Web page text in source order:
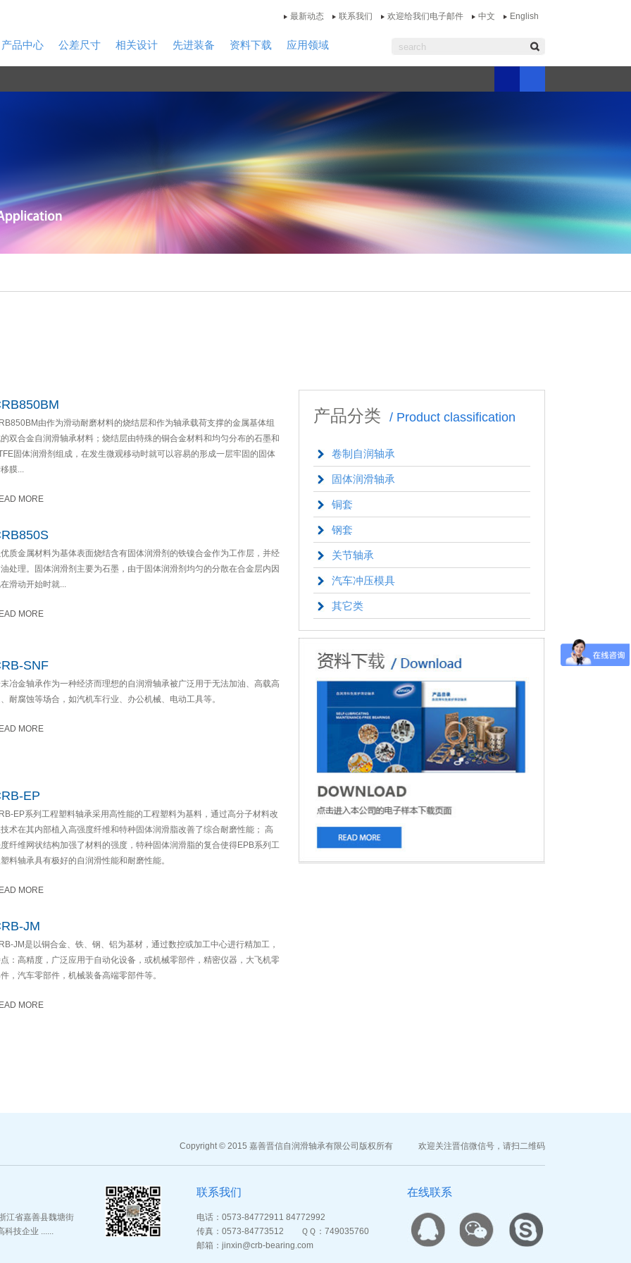
产品中心 公差尺寸 相关设计 先进装备 资料下载 应用领域
最新动态 联系我们 欢迎给我们电子邮件 中文 English
由作为滑动耐磨材料的烧结层和作为轴承载荷支撑的金属基体组
双合金自润滑轴承材料；烧结层由特殊的铜合金材料和均匀分布的石墨和
固体润滑剂组成，在发生微观移动时就可以容易的形成一层牢固的固体
膜...
MORE
质金属材料为基体表面烧结含有固体润滑剂的铁镍合金作为工作层，并经
处理。固体润滑剂主要为石墨，由于固体润滑剂均匀的分散在合金层内因
滑动开始时就...
MORE
SNF
冶金轴承作为一种经济而理想的自润滑轴承被广泛用于无法加油、高载高
耐腐蚀等场合，如汽机车行业、办公机械、电动工具等。
MORE
EP
EP系列工程塑料轴承采用高性能的工程塑料为基料，通过高分子材料改
术在其内部植入高强度纤维和特种固体润滑脂改善了综合耐磨性能； 高
纤维网状结构加强了材料的强度，特种固体润滑脂的复合使得EPB系列工
料轴承具有极好的自润滑性能和耐磨性能。
MORE
JM
JM是以铜合金、铁、钢、铝为基材，通过数控或加工中心进行精加工，
：高精度，广泛应用于自动化设备，或机械零部件，精密仪器，大飞机零
，汽车零部件，机械装备高端零部件等。
MORE
产品分类 / Product classification
卷制自润轴承
固体润滑轴承
铜套
钢套
关节轴承
汽车冲压模具
其它类
Copyright © 2015 嘉善晋信自润滑轴承有限公司版权所有 欢迎关注晋信微信号，请扫二维码
江省嘉善县魏塘街
科技企业 ......
联系我们
电话：0573-84772911 84772992
传真：0573-84773512 ＱＱ：749035760
邮箱：jinxin@crb-bearing.com
在线联系